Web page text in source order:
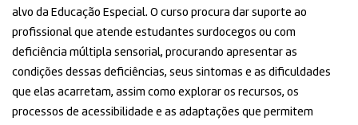
alvo da Educação Especial. O curso procura dar suporte ao
profissional que atende estudantes surdocegos ou com
deficiência múltipla sensorial, procurando apresentar as
condições dessas deficiências, seus sintomas e as dificuldades
que elas acarretam, assim como explorar os recursos, os
processos de acessibilidade e as adaptações que permitem